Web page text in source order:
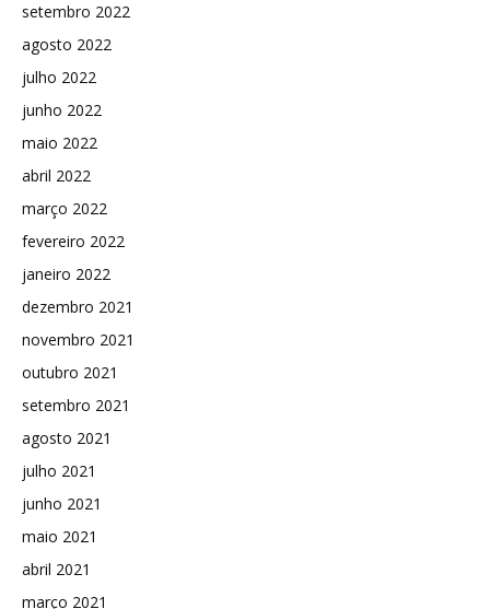
setembro 2022
agosto 2022
julho 2022
junho 2022
maio 2022
abril 2022
março 2022
fevereiro 2022
janeiro 2022
dezembro 2021
novembro 2021
outubro 2021
setembro 2021
agosto 2021
julho 2021
junho 2021
maio 2021
abril 2021
março 2021